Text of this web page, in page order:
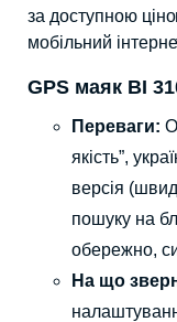
за доступною
мобільний
GPS маяк BI
Переваги:
якість”,
версія
пошуку на
обережно,
На що